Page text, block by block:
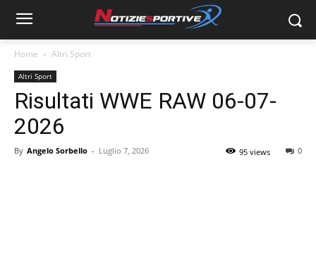
Home Altri Sport
Altri Sport
Risultati WWE RAW 06-07-
2026
By Angelo Sorbello - Luglio 7, 2026 0
95 views